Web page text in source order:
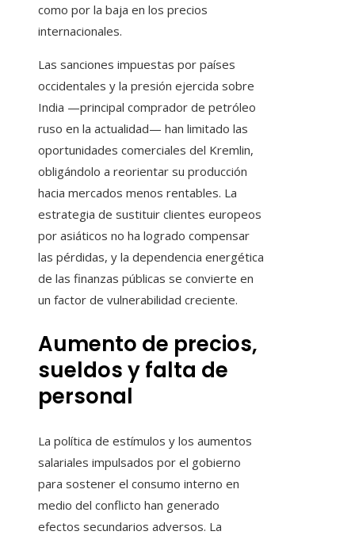
como por la baja en los precios
internacionales.
Las sanciones impuestas por países
occidentales y la presión ejercida sobre
India —principal comprador de petróleo
ruso en la actualidad— han limitado las
oportunidades comerciales del Kremlin,
obligándolo a reorientar su producción
hacia mercados menos rentables. La
estrategia de sustituir clientes europeos
por asiáticos no ha logrado compensar
las pérdidas, y la dependencia energética
de las finanzas públicas se convierte en
un factor de vulnerabilidad creciente.
Aumento de precios,
sueldos y falta de
personal
La política de estímulos y los aumentos
salariales impulsados por el gobierno
para sostener el consumo interno en
medio del conflicto han generado
efectos secundarios adversos. La